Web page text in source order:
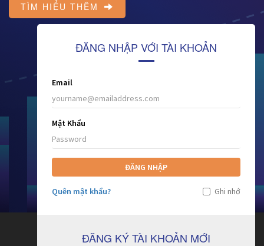
TÌM HIỂU THÊM
ĐĂNG NHẬP VỚI TÀI KHOẢN
Email
Mật Khẩu
ĐĂNG NHẬP
Quên mật khẩu? Ghi nhớ
ĐĂNG KÝ TÀI KHOẢN MỚI